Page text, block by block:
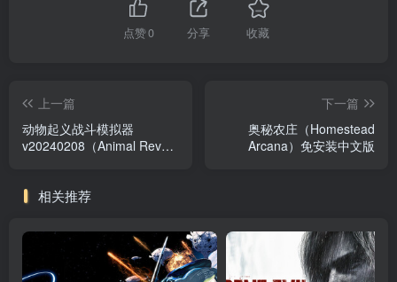
点赞0 分享 收藏
上一篇
动物起义战斗模拟器
v20240208（Animal Revolt
下一篇
奥秘农庄（Homestead
Arcana）免安装中文版
相关推荐